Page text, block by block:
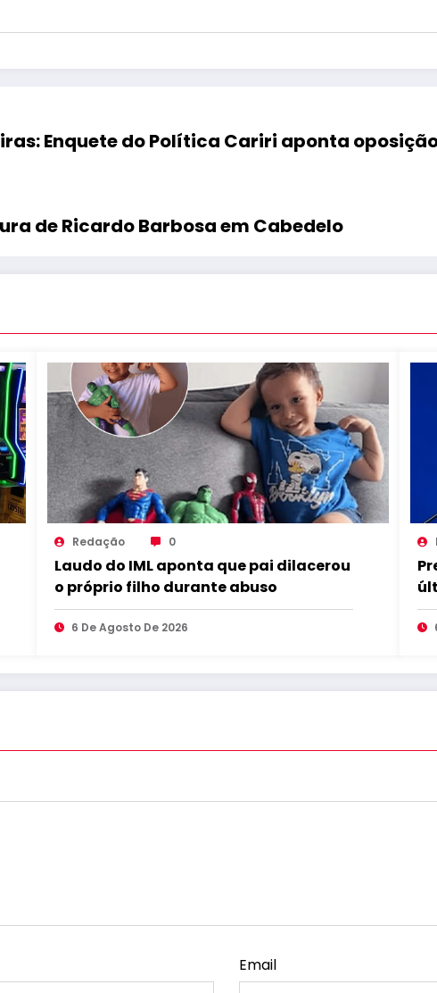
Enquete do Política Cariri aponta
de Ricardo Barbosa em Cabedelo
Redação 0
Laudo do IML aponta que pai dilacerou
o próprio filho durante abuso
6 De Agosto De 2026
Email